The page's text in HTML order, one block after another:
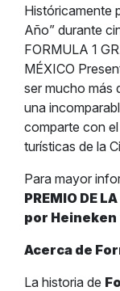
Históricamente
Año” durante
FORMULA 1
MÉXICO
ser mucho más
una
comparte con
turísticas de la
Para mayor
PREMIO DE
por Heineken
Acerca de
La historia de